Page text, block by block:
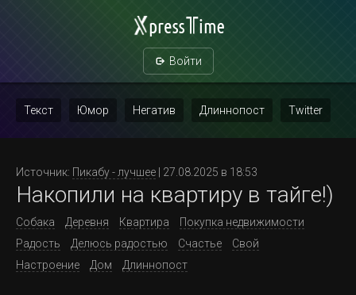
Войти
Текст Юмор Негатив Длиннопост Twitter
Повтор
Источник: Пикабу - лучшее | 27.08.2025 в 18:53
Накопили на квартиру в тайге!)
Собака Деревня Квартира
Покупка недвижимости
Радость
Делюсь радостью Счастье
Свой
Настроение
Дом Длиннопост